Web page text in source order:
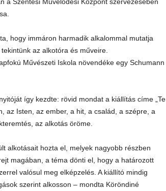
hogy immáron harmadik alkalommal mutatja
az alkotóra és műveire.
Művészeti Iskola növendéke egy Schumann
így kezdte: rövid mondat a kiállítás címe „Te
az Isten, az ember, a hit, a család, a szépre, a
az alkotás öröme.
alkotásait hozta el, melyek nagyobb részben
magában, a téma dönti el, hogy a határozott
valósul meg elképzelés. A kiállító mindig
szerint alkosson – mondta Köröndiné